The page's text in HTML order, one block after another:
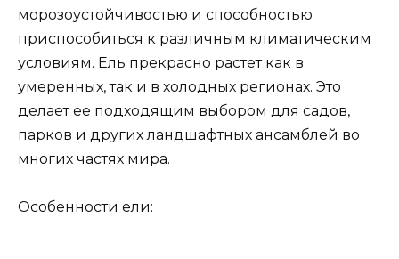
морозоустойчивостью и способностью
приспособиться к различным климатическим
условиям. Ель прекрасно растет как в
умеренных, так и в холодных регионах. Это
делает ее подходящим выбором для садов,
парков и других ландшафтных ансамблей во
многих частях мира.
Особенности ели: